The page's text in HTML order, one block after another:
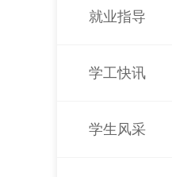
就业指导
学工快讯
学生风采